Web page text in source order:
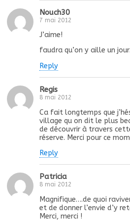
Nouch30
7 mai 2012
J’aime!
faudra qu’on y aille un
Reply
Regis
8 mai 2012
Ca fait longtemps que
village qu on dit le plus
de découvrir à travers
réserve. Merci pour ce
Reply
Patricia
8 mai 2012
Magnifique….de quoi
et de donner l’envie d’y
Merci, merci !